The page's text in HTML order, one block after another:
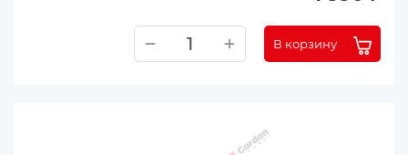
В корзину